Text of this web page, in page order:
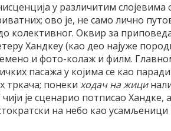
у различитим слојевима
ово је, не само лично
колективног. Оквир за
Хандкеу (као део најуже
и фото-колаж и филм.
пасажа у којима се као
тркача; понеки ходач на жици
је сценарио потписао Хандке,
на небо као усамљеници